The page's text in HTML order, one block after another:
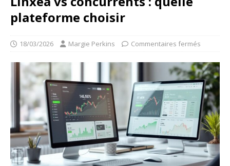
plateforme choisir
18/03/2026 Margie Perkins Commentaires fermés